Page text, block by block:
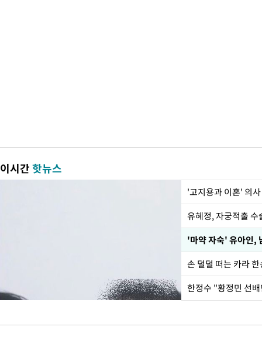
이시간핫뉴스
'고지용과 이혼' 의
유혜정, 자궁적출
'마약 자숙' 유아인,
손 덜덜 떠는 카라